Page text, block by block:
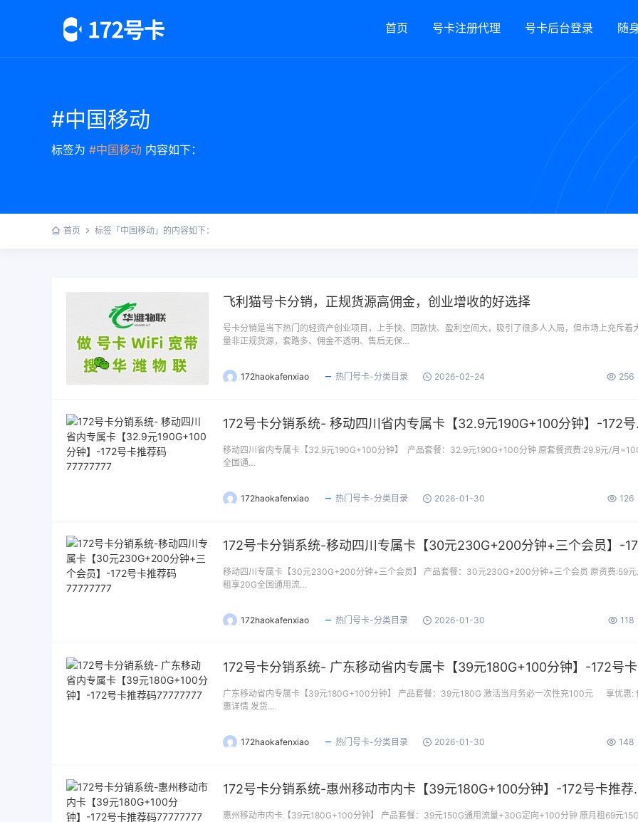
首页 号卡注册代理 号卡后台登录 随
#中国移动
标签为 #中国移动 内容如下：
首页 标签「中国移动」的内容如下：
飞利猫号卡分销，正规货源高佣金，创业增收的好选择
号卡分销是当下热门的轻资产创业项目，上手快、回款快、盈利空间大，吸引了很多人入局，但市场上充斥着
量非正规货源，套路多、佣金不透明、售后无保…
172haokafenxiao 热门号卡-分类目录 2026-02-24 256
172号卡
移动四川省内专属卡【32.9元190G+100分钟】 ​ 产品套餐：32.9元190G+100分钟 原套餐资费:29.9元/月
全国通…
172haokafenxiao 热门号卡-分类目录 2026-01-30 126
移动四川专属卡【30元230G+200分钟+三个会员】 产品套餐：30元230G+200分钟+三个会员 原资费:59元
租享20G全国通用流…
172haokafenxiao 热门号卡-分类目录 2026-01-30 118
广东移动省内专属卡【39元180G+100分钟】 产品套餐：39元180G 激活当月务必一次性充100元 享优惠:
惠详情 发货…
172haokafenxiao 热门号卡-分类目录 2026-01-30 148
172号卡分销系统-
惠州移动市内卡【39元180G+100分钟】 产品套餐：39元150G通用流量+30G定向+100分钟 原月租69元